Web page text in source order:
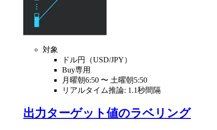
対象
ドル円（USD/JPY）
Buy専用
月曜朝6:50 〜 土曜朝5:50
リアルタイム推論: 1.1秒間隔
出力ターゲット値のラベリング